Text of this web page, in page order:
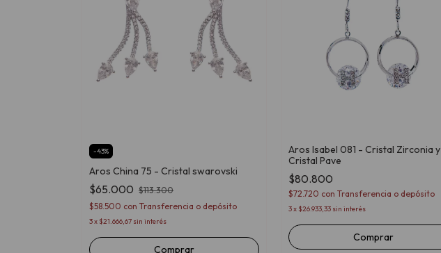
-43%
Aros China 75 - Cristal swarovski
$65.000 $113.300
$58.500 con Transferencia o depósito
3x $21.666,67 sin interés
Aros Isabel 081 - Cristal Zirconia y
Cristal Pave
$80.800
$72.720 con Transferencia o depósito
3x $26.933,33 sin interés